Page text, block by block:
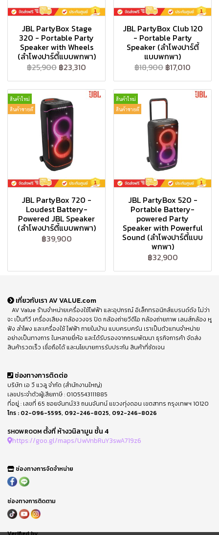
JBL PartyBox Stage
320 - Portable Party
Speaker with Wheels
(ลำโพงปาร์ตี้แบบพกพา)
฿25,900 ฿23,310
JBL PartyBox Club 120
- Portable Party
Speaker (ลำโพงปาร์ตี้
แบบพกพา)
฿18,900 ฿17,010
สินค้าใหม่
สินค้าขายดี
JBL PartyBox 720 -
Loudest Battery-
Powered JBL Speaker
(ลำโพงปาร์ตี้แบบพกพา)
฿39,900
สินค้าใหม่
สินค้าขายดี
JBL PartyBox 520 -
Portable Battery-
powered Party
Speaker with Powerful
Sound (ลำโพงปาร์ตี้แบบ
พกพา)
฿32,900
เกี่ยวกับเรา AV VALUE.com
AV Value ร้านจำหน่ายเครื่องใช้ไฟฟ้า และอุปกรณ์ อิเล็กทรอนิกส์แบรนด์ดัง ไม่ว่า
จะ เป็นทีวี เครื่องเสียง กล้องวงจร ปิด กล้องถ่ายวีดีโอ กล้องถ่ายภาพ เลนส์กล้อง หู
ฟัง ลำโพง และเครื่องใช้ ไฟฟ้า ภายในบ้าน แบบครบครัน เราเป็นตัวแทนจำหน่าย
อย่างเป็นทางการ ในหลายยี่ห้อ และได้รับรองจากกรมพัฒนา ธุรกิจการค้า จัดส่ง
สินค้ารวดเร็ว เชื่อถือได้ และนโยบายการรับประกัน สินค้าที่ชัดเจน
ช่องทางการติดต่อ
บริษัท เอ วี แวลู จำกัด (สำนักงานใหญ่)
เลขประจำตัวผู้เสียภาษี : 0105543111885
ที่อยู่ : เลขที่ 65 ซอยจันทน์33 ถนนจันทน์ แขวงทุ่งดอน เขตสาทร กรุงเทพฯ 10120
โทร : 02-096-5595, 092-246-8025, 092-246-8026
SHOWROOM ตั้งที่ ห้างวนิลามูน ชั้น 4
https://goo.gl/maps/UwVnbRuY3swA719z6
ช่องทางการจัดจำหน่าย
ช่องทางการติดตาม